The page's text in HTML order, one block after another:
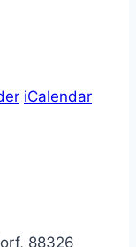
iCalendar
88326